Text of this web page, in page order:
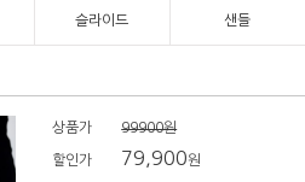
슬라이드 샌들
상품가 99900원
할인가 79,900원